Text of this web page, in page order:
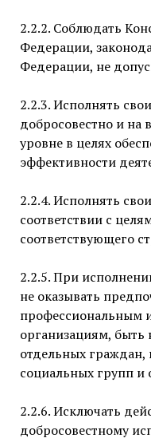
2.2.2. Соблюдать
Федерации,
Федерации, не
2.2.3. Исполнять
добросовестно и
уровне в целях
эффективности
2.2.4. Исполнять
соответствии с
соответствующего
2.2.5. При
не оказывать
профессиональным
организациям,
отдельных
социальных групп и
2.2.6. Исключать
добросовестному